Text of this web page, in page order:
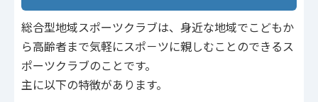
総合型地域スポーツクラブは、身近な地域でこどもか
ら高齢者まで気軽にスポ－ツに親しむことのできるス
ポーツクラブのことです。
主に以下の特徴があります。